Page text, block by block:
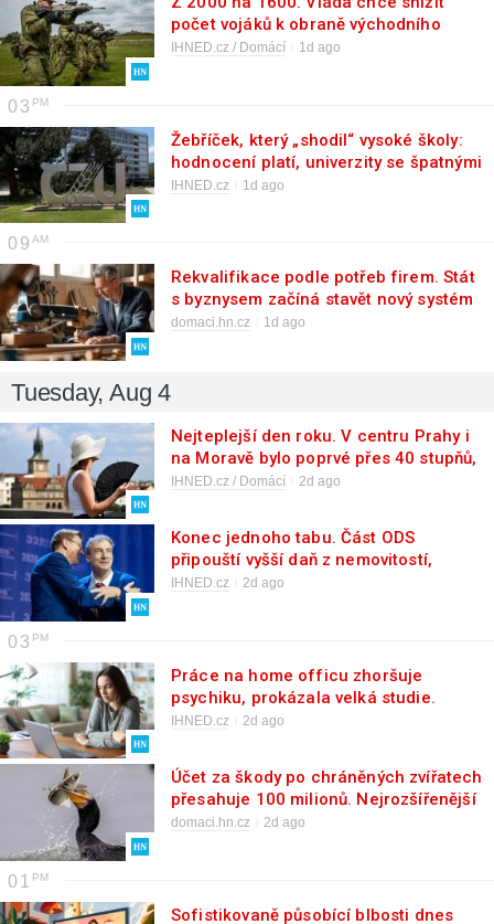
počet vojáků k obraně východního
křídla NATO
IHNED.cz / Domácí 1d ago
03
Žebříček, který „shodil“ vysoké školy:
hodnocení platí, univerzity se špatnými
výsledky neuspěly
IHNED.cz 1d ago
09
Rekvalifikace podle potřeb firem. Stát
s byznysem začíná stavět nový systém
celoživotního vzdělávání
domaci.hn.cz 1d ago
Tuesday, Aug 4
Nejteplejší den roku. V centru Prahy i
na Moravě bylo poprvé přes 40 stupňů,
absolutní teplotní rekordy padly v
IHNED.cz / Domácí 2d ago
Konec jednoho tabu. Část ODS
připouští vyšší daň z nemovitostí,
vyměnit ji chce za nižší zdanění
IHNED.cz 2d ago
03
Práce na home officu zhoršuje
psychiku, prokázala velká studie.
Existuje ale výjimka, kdy to neplatí
IHNED.cz 2d ago
Účet za škody po chráněných zvířatech
přesahuje 100 milionů. Nejrozšířenější
náhrady už stát nechce platit
domaci.hn.cz 2d ago
01
Sofistikovaně působící blbosti dnes